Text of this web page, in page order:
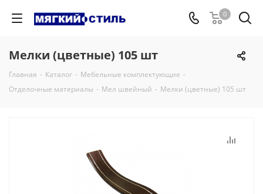
0
Мелки (цветные) 105 шт
Главная - Каталог - Мебельные комплектующие -
Отделочные материалы - Мел швейный - Мелки (цветные) 105 шт